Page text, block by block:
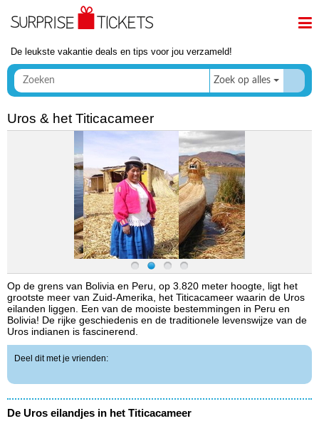
De leukste vakantie deals en tips voor jou verzameld!
Zoek op alles
Uros & het Titicacameer
Op de grens van Bolivia en Peru, op 3.820 meter hoogte, ligt het
grootste meer van Zuid-Amerika, het Titicacameer waarin de Uros
eilanden liggen. Een van de mooiste bestemmingen in Peru en
Bolivia! De rijke geschiedenis en de traditionele levenswijze van de
Uros indianen is fascinerend.
Deel dit met je vrienden:
De Uros eilandjes in het Titicacameer